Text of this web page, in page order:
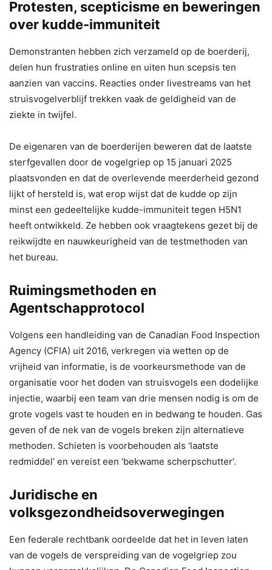
Protesten, scepticisme en beweringen
over kudde-immuniteit
Demonstranten hebben zich verzameld op de boerderij,
delen hun frustraties online en uiten hun scepsis ten
aanzien van vaccins. Reacties onder livestreams van het
struisvogelverblijf trekken vaak de geldigheid van de
ziekte in twijfel.
De eigenaren van de boerderijen beweren dat de laatste
sterfgevallen door de vogelgriep op 15 januari 2025
plaatsvonden en dat de overlevende meerderheid gezond
lijkt of hersteld is, wat erop wijst dat de kudde op zijn
minst een gedeeltelijke kudde-immuniteit tegen H5N1
heeft ontwikkeld. Ze hebben ook vraagtekens gezet bij de
reikwijdte en nauwkeurigheid van de testmethoden van
het bureau.
Ruimingsmethoden en
Agentschapprotocol
Volgens een handleiding van de Canadian Food Inspection
Agency (CFIA) uit 2016, verkregen via wetten op de
vrijheid van informatie, is de voorkeursmethode van de
organisatie voor het doden van struisvogels een dodelijke
injectie, waarbij een team van drie mensen nodig is om de
grote vogels vast te houden en in bedwang te houden. Gas
geven of de nek van de vogels breken zijn alternatieve
methoden. Schieten is voorbehouden als ‘laatste
redmiddel’ en vereist een ‘bekwame scherpschutter’.
Juridische en
volksgezondheidsoverwegingen
Een federale rechtbank oordeelde dat het in leven laten
van de vogels de verspreiding van de vogelgriep zou